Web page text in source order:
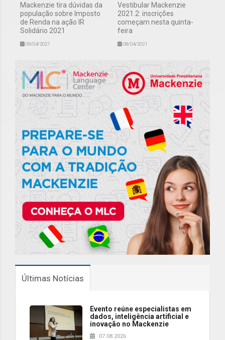
Mackenzie tira dúvidas da
população sobre Imposto
de Renda na ação IR
Solidário 2021
09/04/2021
Vestibular Mackenzie
2021.2: inscrições
começam nesta quinta-
feira
08/04/2021
Últimas Notícias
Evento reúne especialistas em
dados, inteligência artificial e
inovação no Mackenzie
07.08.2026